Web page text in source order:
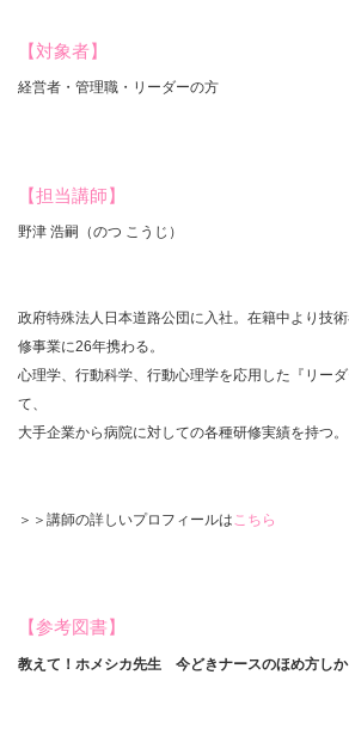
【対象者】
経営者・管理職・リーダーの方
【担当講師】
野津 浩嗣（のつ こうじ）
政府特殊法人日本道路公団に入社。在籍中より技
修事業に26年携わる。
心理学、行動科学、行動心理学を応用した『リー
て、
大手企業から病院に対しての各種研修実績を持つ。
＞＞講師の詳しいプロフィールは こちら
【参考図書】
教えて！ホメシカ先生 今どきナースのほめ方し